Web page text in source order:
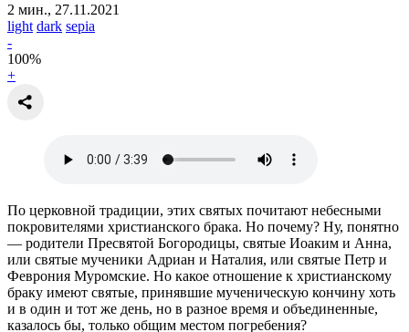
2 мин., 27.11.2021
light dark sepia
-
100%
+
По церковной традиции, этих святых почитают небесными
покровителями христианского брака. Но почему? Ну, понятно
— родители Пресвятой Богородицы, святые Иоаким и Анна,
или святые мученики Адриан и Наталия, или святые Петр и
Феврония Муромские. Но какое отношение к христианскому
браку имеют святые, принявшие мученическую кончину хоть
и в один и тот же день, но в разное время и объединенные,
казалось бы, только общим местом погребения?